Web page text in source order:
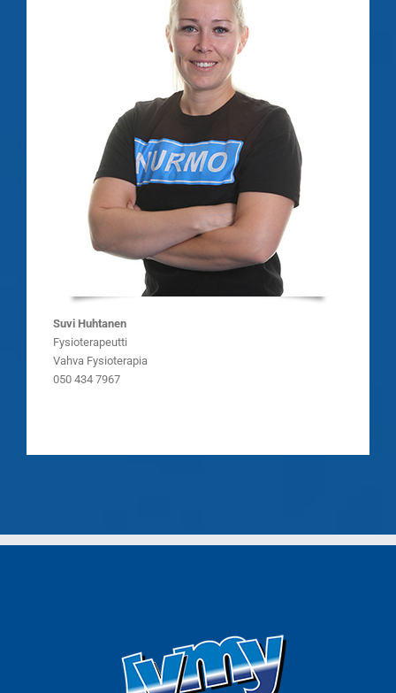
Suvi Huhtanen
Fysioterapeutti
Vahva Fysioterapia
050 434 7967